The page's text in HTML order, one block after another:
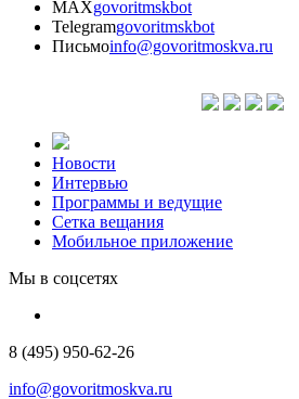
MAXgovoritmskbot
Telegramgovoritmskbot
Письмоinfo@govoritmoskva.ru
Новости
Интервью
Программы и ведущие
Сетка вещания
Мобильное приложение
Мы в соцсетях
8 (495) 950-62-26
info@govoritmoskva.ru